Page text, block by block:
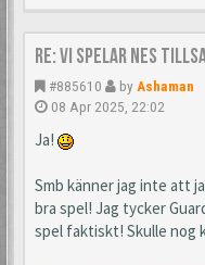
Re: Vi spelar NES
#885610 by Ashaman
08 Apr 2025, 22:02
Ja!
Smb känner jag inte att
bra spel! Jag tycker
spel faktiskt! Skulle nog